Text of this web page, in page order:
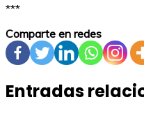
***
Comparte en redes
Entradas